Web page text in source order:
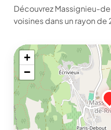
Découvrez Massignieu-
voisines dans un rayon de
+
−